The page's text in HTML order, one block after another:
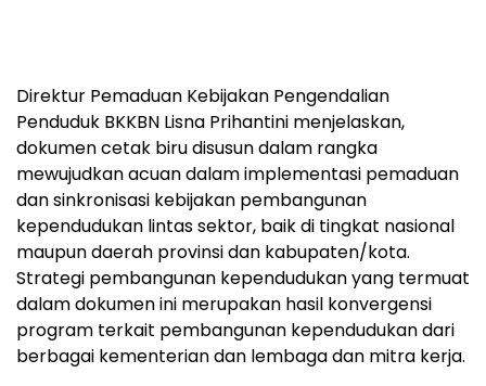
Direktur Pemaduan Kebijakan Pengendalian
Penduduk BKKBN Lisna Prihantini menjelaskan,
dokumen cetak biru disusun dalam rangka
mewujudkan acuan dalam implementasi pemaduan
dan sinkronisasi kebijakan pembangunan
kependudukan lintas sektor, baik di tingkat nasional
maupun daerah provinsi dan kabupaten/kota.
Strategi pembangunan kependudukan yang termuat
dalam dokumen ini merupakan hasil konvergensi
program terkait pembangunan kependudukan dari
berbagai kementerian dan lembaga dan mitra kerja.